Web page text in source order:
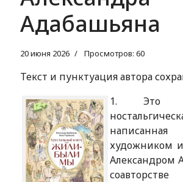
Адабашьяна
20 июня 2026 Просмотров: 60
Текст и пунктуация автора
1. Это
художником
Александром